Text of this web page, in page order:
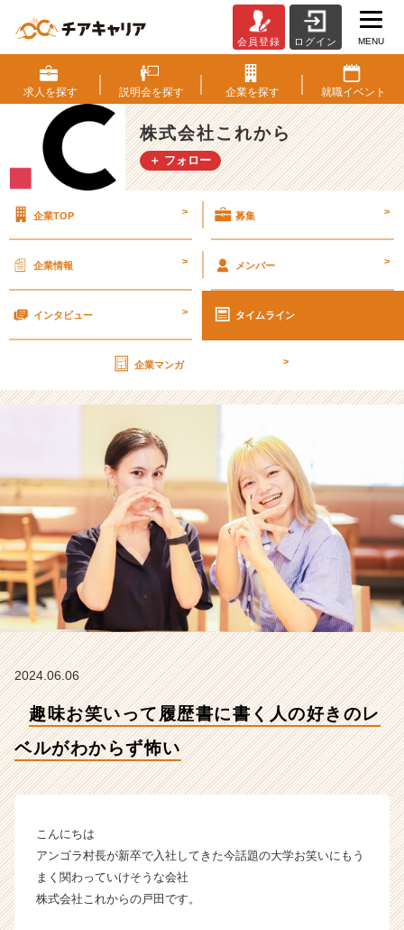
味
お
笑
い
っ
て
に
人
の
レ
ベ
ル
が
わ
か
ら
ず
怖
い
【株
社
ら
の
タ
|
ベ
ン
会員登録 ログイン MENU
求人を探す 説明会を探す 企業を探す 就職イベント
株式会社これから
＋ フォロー
企業TOP > 募集 >
企業情報 > メンバー >
インタビュー > タイムライン
企業マンガ >
2024.06.06
趣味お笑いって履歴書に書く人の好きのレ
ベルがわからず怖い
こんにちは
アンゴラ村長が新卒で入社してきた今話題の大学お笑いにもう
まく関わっていけそうな会社
株式会社これからの戸田です。